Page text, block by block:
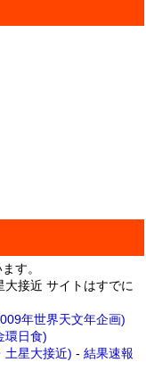
す。
接近 サイトはすでに
年世界天文年企画)
環日食)
土星大接近) - 結果速報